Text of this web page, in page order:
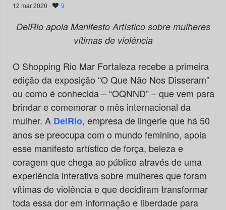
12 mar 2020 · 9
DelRio apoia Manifesto Artístico sobre mulheres
vítimas de violência
O Shopping Rio Mar Fortaleza recebe a primeira
edição da exposição “O Que Não Nos Disseram”
ou como é conhecida – “OQNND” – que vem para
brindar e comemorar o mês internacional da
mulher. A DelRio, empresa de lingerie que há 50
anos se preocupa com o mundo feminino, apoia
esse manifesto artístico de força, beleza e
coragem que chega ao público através de uma
experiência interativa sobre mulheres que foram
vítimas de violência e que decidiram transformar
toda essa dor em informação e liberdade para